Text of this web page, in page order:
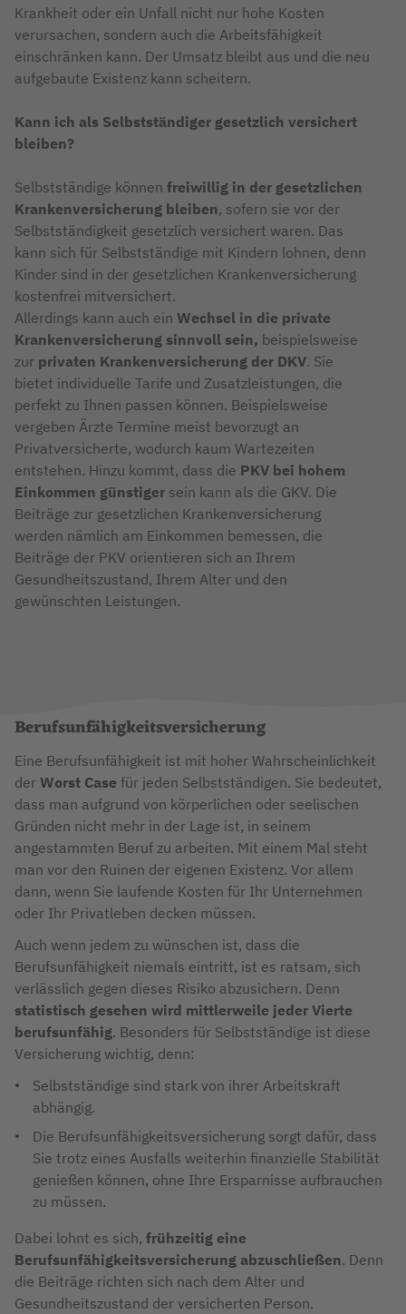
Krankheit oder ein Unfall nicht nur hohe Kosten
verursachen, sondern auch die Arbeitsfähigkeit
einschränken kann. Der Umsatz bleibt aus und die neu
aufgebaute Existenz kann scheitern.
Kann ich als Selbstständiger gesetzlich versichert
bleiben?
Selbstständige können freiwillig in der gesetzlichen
Krankenversicherung bleiben, sofern sie vor der
Selbstständigkeit gesetzlich versichert waren. Das
kann sich für Selbstständige mit Kindern lohnen, denn
Kinder sind in der gesetzlichen Krankenversicherung
kostenfrei mitversichert.
Allerdings kann auch ein Wechsel in die private
Krankenversicherung sinnvoll sein, beispielsweise
zur privaten Krankenversicherung der DKV. Sie
bietet individuelle Tarife und Zusatzleistungen, die
perfekt zu Ihnen passen können. Beispielsweise
vergeben Ärzte Termine meist bevorzugt an
Privatversicherte, wodurch kaum Wartezeiten
entstehen. Hinzu kommt, dass die PKV bei hohem
Einkommen günstiger sein kann als die GKV. Die
Beiträge zur gesetzlichen Krankenversicherung
werden nämlich am Einkommen bemessen, die
Beiträge der PKV orientieren sich an Ihrem
Gesundheitszustand, Ihrem Alter und den
gewünschten Leistungen.
Berufsunfähigkeitsversicherung
Eine Berufsunfähigkeit ist mit hoher Wahrscheinlichkeit
der Worst Case für jeden Selbstständigen. Sie bedeutet,
dass man aufgrund von körperlichen oder seelischen
Gründen nicht mehr in der Lage ist, in seinem
angestammten Beruf zu arbeiten. Mit einem Mal steht
man vor den Ruinen der eigenen Existenz. Vor allem
dann, wenn Sie laufende Kosten für Ihr Unternehmen
oder Ihr Privatleben decken müssen.
Auch wenn jedem zu wünschen ist, dass die
Berufsunfähigkeit niemals eintritt, ist es ratsam, sich
verlässlich gegen dieses Risiko abzusichern. Denn
statistisch gesehen wird mittlerweile jeder Vierte
berufsunfähig. Besonders für Selbstständige ist diese
Versicherung wichtig, denn:
Selbstständige sind stark von ihrer Arbeitskraft
abhängig.
Die Berufsunfähigkeitsversicherung sorgt dafür, dass
Sie trotz eines Ausfalls weiterhin finanzielle Stabilität
genießen können, ohne Ihre Ersparnisse aufbrauchen
zu müssen.
Dabei lohnt es sich, frühzeitig eine
Berufsunfähigkeitsversicherung abzuschließen. Denn
die Beiträge richten sich nach dem Alter und
Gesundheitszustand der versicherten Person.